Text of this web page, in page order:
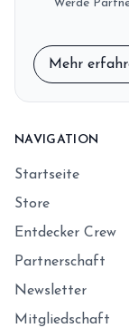
Werde
Mehr
NAVIGATION
Startseite
Store
Entdecker Crew
Partnerschaft
Newsletter
Mitgliedschaft